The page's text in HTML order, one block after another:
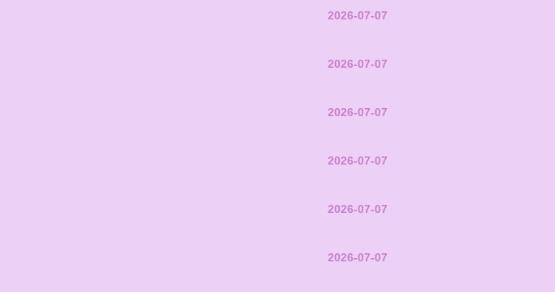
2026-07-07
2026-07-07
2026-07-07
2026-07-07
2026-07-07
2026-07-07